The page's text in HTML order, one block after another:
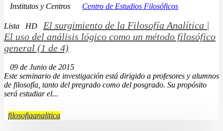
Institutos y Centros Centro de Estudios Filosóficos
Lista HD
El surgimiento de la Filosofía Analítica |
El uso del análisis lógico como un método filosófico
general (1 de 4)
09 de Junio de 2015
Este seminario de investigación está dirigido a profesores y alumnos
de filosofía, tanto del pregrado como del posgrado. Su propósito
será estudiar el...
filosofiaanalitica